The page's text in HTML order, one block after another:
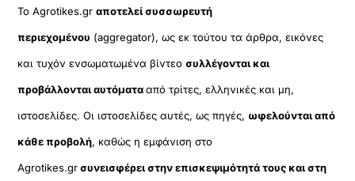
Το Agrotikes.grαποτελεί συσσωρευτή
περιεχομένου (aggregator), ως εκ τούτου τα άρθρα, εικόνες
και τυχόν ενσωματωμένα βίντεοσυλλέγονται και
προβάλλονται αυτόματααπό τρίτες, ελληνικές και μη,
ιστοσελίδες. Οι ιστοσελίδες αυτές, ως πηγές, ωφελούνται από
κάθε προβολή, καθώς η εμφάνιση στο
Agrotikes.grσυνεισφέρει στην επισκεψιμότητά τους και στη